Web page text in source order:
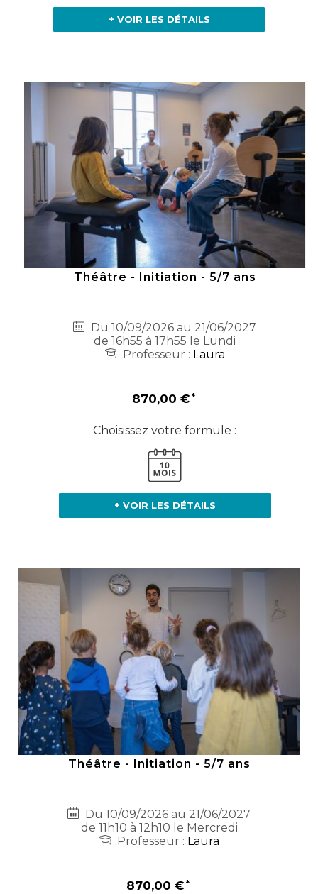
+ VOIR LES DÉTAILS
Théâtre - Initiation - 5/7 ans
Du 10/09/2026 au 21/06/2027
de 16h55 à 17h55 le Lundi
Professeur : Laura
870,00 €
Choisissez votre formule :
+ VOIR LES DÉTAILS
Théâtre - Initiation - 5/7 ans
Du 10/09/2026 au 21/06/2027
de 11h10 à 12h10 le Mercredi
Professeur : Laura
870,00 €